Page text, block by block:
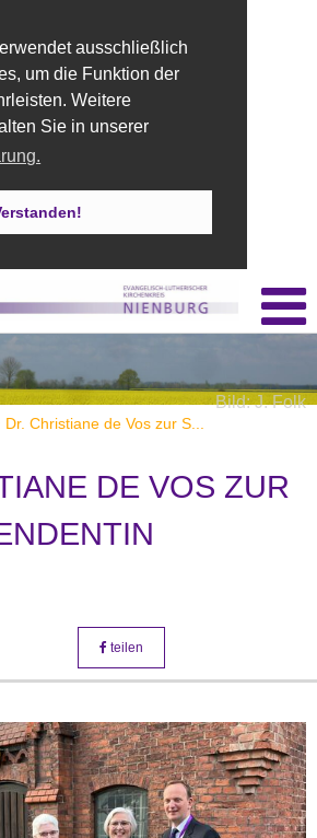
ausschließlich
um die Funktion der
Weitere
Sie in unserer
Bild: J. Folk
Dr. Christiane de Vos zur S...
DE VOS ZUR
teilen